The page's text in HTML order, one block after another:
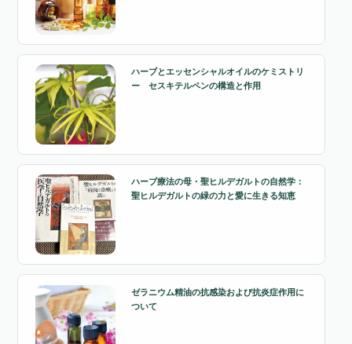
ハーブとエッセンシャルオイルのケミストリ
ー セスキテルペンの構造と作用
ハーブ療法の母・聖ヒルデガルトの自然学：
聖ヒルデガルトの緑の力と愛に生きる知恵
ゼラニウム精油の抗感染および抗炎症作用に
ついて